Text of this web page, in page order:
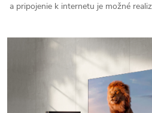
a pripojenie k internetu je možné